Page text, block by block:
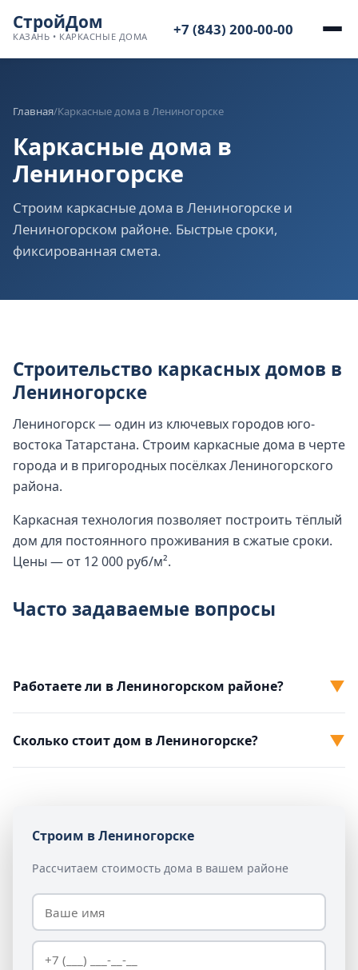
СтройДом
КАЗАНЬ • КАРКАСНЫЕ ДОМА +7 (843) 200-00-00
Главная/Каркасные дома в Лениногорске
Каркасные дома в
Лениногорске
Строим каркасные дома в Лениногорске и
Лениногорском районе. Быстрые сроки,
фиксированная смета.
Строительство каркасных домов в
Лениногорске
Лениногорск — один из ключевых городов юго-
востока Татарстана. Строим каркасные дома в черте
города и в пригородных посёлках Лениногорского
района.
Каркасная технология позволяет построить тёплый
дом для постоянного проживания в сжатые сроки.
Цены — от 12 000 руб/м².
Часто задаваемые вопросы
Работаете ли в Лениногорском районе? ▼
Сколько стоит дом в Лениногорске? ▼
Строим в Лениногорске
Рассчитаем стоимость дома в вашем районе